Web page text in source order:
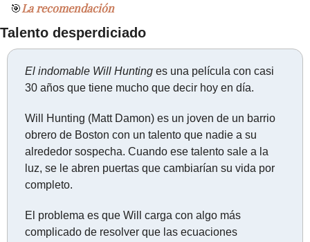
🎯La recomendación
Talento desperdiciado
El indomable Will Hunting es una película con casi
30 años que tiene mucho que decir hoy en día.
Will Hunting (Matt Damon) es un joven de un barrio
obrero de Boston con un talento que nadie a su
alrededor sospecha. Cuando ese talento sale a la
luz, se le abren puertas que cambiarían su vida por
completo.
El problema es que Will carga con algo más
complicado de resolver que las ecuaciones